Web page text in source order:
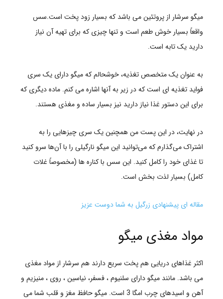
میگو سرشار از پروتئین می باشد که بسیار زود پخت است.سس
واقعاً بسیار خوش طعم است و تنها چیزی که برای تهیه آن نیاز
دارید یک تابه است.
به عنوان یک متخصص تغذیه، خوشحالم که میگو دارای یک سری
فواید تغذیه ای است که در زیر به آنها اشاره می کنم. ماده دیگری که
برای این دستور غذا نیاز دارید نیز بسیار ساده و مغذی هستند.
در نهایت، در این پست من همچنین یک سری چیزهایی را به
اشتراک می‌گذارم که می‌توانید این میگو نارگیلی را با آن‌ها سرو کنید
تا غذای خود را کامل کنید. این سس با کناره ها (مخصوصاً غلات
کامل) بسیار لذت بخش است.
مقاله ای پیشنهادی زرگیل به شما دوست عزیز
مواد مغذی میگو
اکثر غذاهای دریایی هم پخت سریع دارند هم سرشار از مواد مغذی
می باشد. مانند میگو دارای سلنیوم ، فسفر، نیاسین ، روی ، منیزیم و
آهن و اسیدهای چرب امگا 3 است. میگو حافظ مغز و قلب شما می